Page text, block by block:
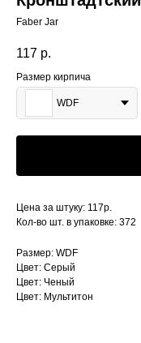
Faber Jar
117 р.
Размер кирпича
WDF
Цена за штуку: 117р.
Кол-во шт. в упаковке: 372
Размер: WDF
Цвет: Серый
Цвет: Ченый
Цвет: Мультитон